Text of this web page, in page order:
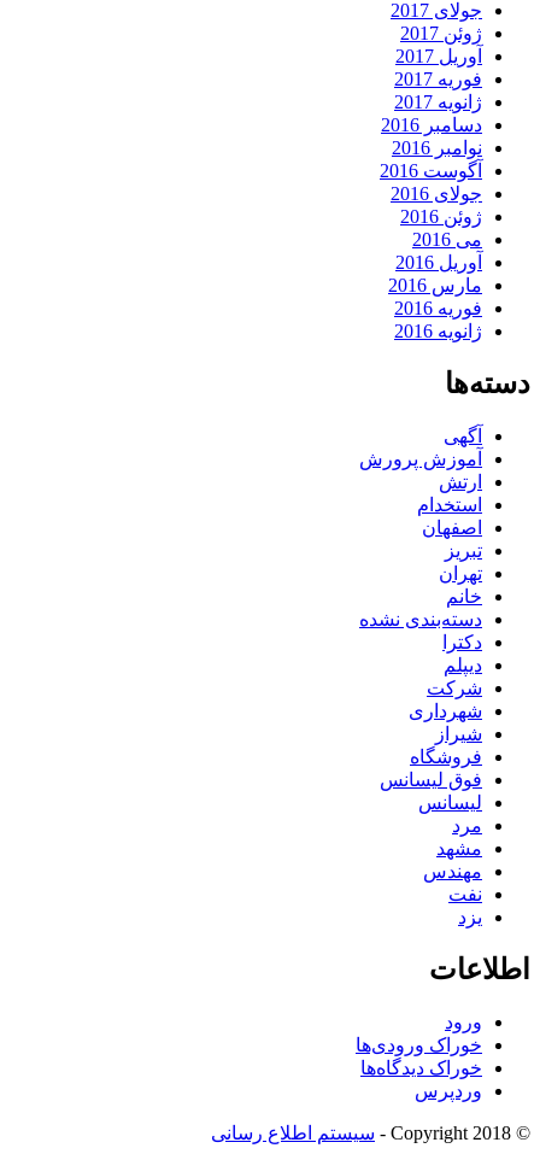
جولای 2017
ژوئن 2017
آوریل 2017
فوریه 2017
ژانویه 2017
دسامبر 2016
نوامبر 2016
آگوست 2016
جولای 2016
ژوئن 2016
می 2016
آوریل 2016
مارس 2016
فوریه 2016
ژانویه 2016
دسته‌ها
آگهی
آموزش پرورش
ارتش
استخدام
اصفهان
تبریز
تهران
خانم
دسته‌بندی نشده
دکترا
دیپلم
شرکت
شهرداری
شیراز
فروشگاه
فوق لیسانس
لیسانس
مرد
مشهد
مهندس
نفت
یزد
اطلاعات
ورود
خوراک ورودی‌ها
خوراک دیدگاه‌ها
وردپرس
© Copyright 2018 - سیستم اطلاع رسانی